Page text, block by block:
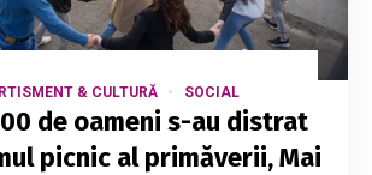
& CULTURĂ SOCIAL
de oameni s-au distrat
picnic al primăverii, Mai